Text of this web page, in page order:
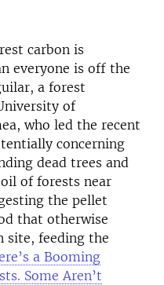
carbon is
everyone is off the
a forest
of
who led the recent
concerning
dead trees and
of forests near
the pellet
that otherwise
site, feeding the
a Booming
Some Aren’t